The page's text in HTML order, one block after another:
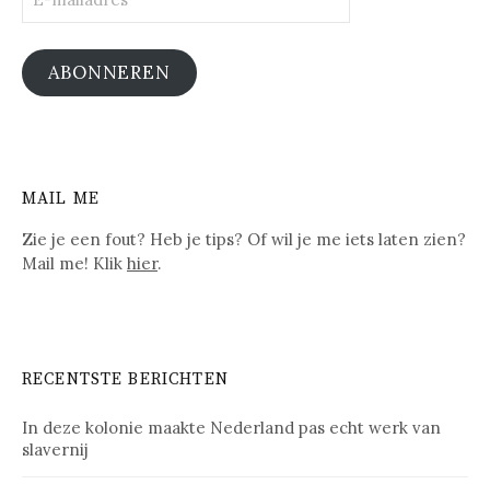
mailadres
ABONNEREN
MAIL ME
Zie je een fout? Heb je tips? Of wil je me iets laten zien?
Mail me! Klik hier.
RECENTSTE BERICHTEN
In deze kolonie maakte Nederland pas echt werk van
slavernij